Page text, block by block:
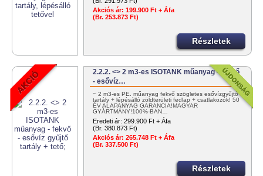
Akciós ár: 199.900 Ft + Áfa
(Br. 253.873 Ft)
Részletek
2.2.2. <> 2 m3-es ISOTANK műanyag - fekvő
- esővíz…
~ 2 m3-es PE. műanyag fekvő szögletes esővízgyűjtő
tartály + lépésálló zöldterületi fedlap + csatlakozók! 50
ÉV ALAPANYAG GARANCIA!MAGYAR
GYÁRTMÁNY!100%-BAN…
Eredeti ár: 299.900 Ft + Áfa
(Br. 380.873 Ft)
Akciós ár: 265.748 Ft + Áfa
(Br. 337.500 Ft)
Részletek